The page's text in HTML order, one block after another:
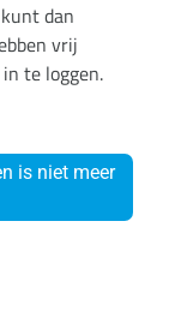
dan
vrij
te loggen.
is niet meer